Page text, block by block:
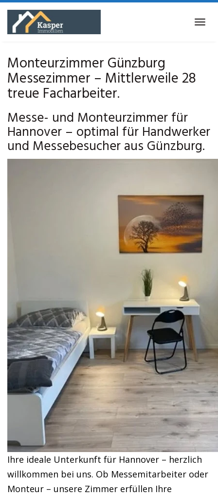
Skip
main
Monteurzimmer Günzburg
Messezimmer – Mittlerweile 28
treue Facharbeiter.
Messe- und Monteurzimmer für
Hannover – optimal für Handwerker
und Messebesucher aus Günzburg.
Ihre ideale Unterkunft für Hannover – herzlich
willkommen bei uns. Ob Messemitarbeiter oder
Monteur – unsere Zimmer erfüllen Ihre